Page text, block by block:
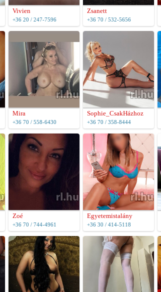
Vivien
+36 20 / 247-7596
Zsanett
+36 70 / 532-5656
Mira
+36 70 / 558-6430
Sophie_CsakHázhoz
+36 70 / 358-8444
Zoé
+36 70 / 744-4961
Egyetemistalány
+36 30 / 414-5118